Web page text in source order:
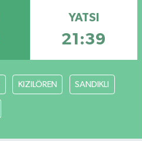
YATSI
21:39
KIZILÖREN SANDIKLI